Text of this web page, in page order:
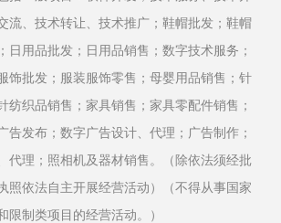
流、技术转让、技术推广；鞋帽批发；鞋帽
日用品批发；日用品销售；数字技术服务；
饰批发；服装服饰零售；母婴用品销售；针
纺织品销售；家具销售；家具零配件销售；
告发布；数字广告设计、代理；广告制作；
代理；照相机及器材销售。（除依法须经批
照依法自主开展经营活动）（不得从事国家
限制类项目的经营活动。）